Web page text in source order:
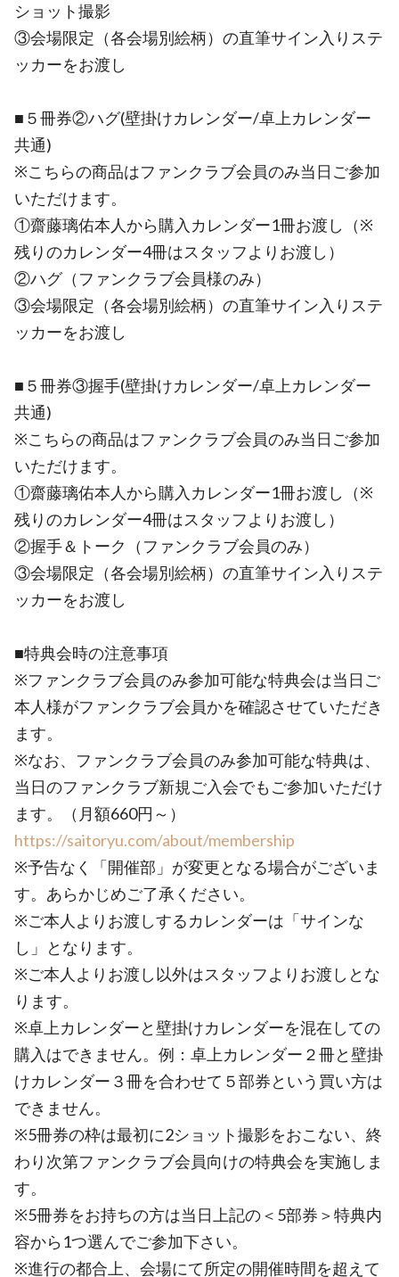
ショット撮影
③会場限定（各会場別絵柄）の直筆サイン入りステ
ッカーをお渡し
■５冊券②ハグ(壁掛けカレンダー/卓上カレンダー
共通)
※こちらの商品はファンクラブ会員のみ当日ご参加
いただけます。
①齋藤璃佑本人から購入カレンダー1冊お渡し（※
残りのカレンダー4冊はスタッフよりお渡し）
②ハグ（ファンクラブ会員様のみ）
③会場限定（各会場別絵柄）の直筆サイン入りステ
ッカーをお渡し
■５冊券③握手(壁掛けカレンダー/卓上カレンダー
共通)
※こちらの商品はファンクラブ会員のみ当日ご参加
いただけます。
①齋藤璃佑本人から購入カレンダー1冊お渡し（※
残りのカレンダー4冊はスタッフよりお渡し）
②握手＆トーク（ファンクラブ会員のみ）
③会場限定（各会場別絵柄）の直筆サイン入りステ
ッカーをお渡し
■特典会時の注意事項
※ファンクラブ会員のみ参加可能な特典会は当日ご
本人様がファンクラブ会員かを確認させていただき
ます。
※なお、ファンクラブ会員のみ参加可能な特典は、
当日のファンクラブ新規ご入会でもご参加いただけ
ます。（月額660円～）
https://saitoryu.com/about/membership
※予告なく「開催部」が変更となる場合がございま
す。あらかじめご了承ください。
※ご本人よりお渡しするカレンダーは「サインな
し」となります。
※ご本人よりお渡し以外はスタッフよりお渡しとな
ります。
※卓上カレンダーと壁掛けカレンダーを混在しての
購入はできません。例：卓上カレンダー２冊と壁掛
けカレンダー３冊を合わせて５部券という買い方は
できません。
※5冊券の枠は最初に2ショット撮影をおこない、終
わり次第ファンクラブ会員向けの特典会を実施しま
す。
※5冊券をお持ちの方は当日上記の＜5部券＞特典内
容から1つ選んでご参加下さい。
※進行の都合上、会場にて所定の開催時間を超えて